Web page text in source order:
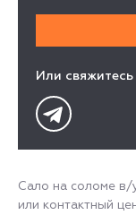
Или
Сало на соломе в/
или контактный